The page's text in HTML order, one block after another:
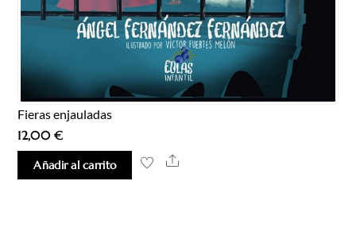
Fieras enjauladas
12,00€
Añadir al carrito Share